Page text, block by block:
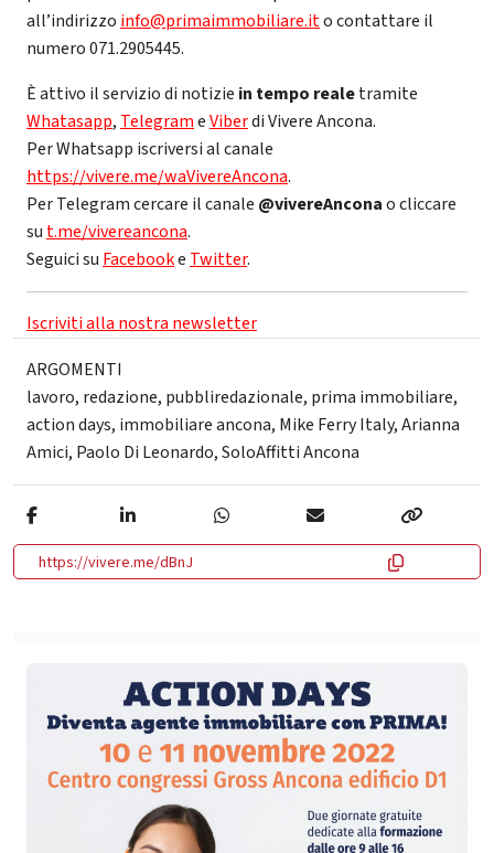
all’indirizzo info@primaimmobiliare.ito contattare il
numero 071.2905445.
È attivo il servizio di notizie in tempo realetramite
Whatasapp, TelegrameViberdi Vivere Ancona.
Per Whatsapp iscriversi al canale
https://vivere.me/waVivereAncona.
Per Telegram cercare il canale @vivereAnconao cliccare
su t.me/vivereancona.
Seguici su Facebooke Twitter.
Iscriviti alla nostra newsletter
ARGOMENTI
lavoro, redazione, pubbliredazionale, prima immobiliare,
action days, immobiliare ancona, Mike Ferry Italy,Arianna
Amici, Paolo Di Leonardo,SoloAffitti Ancona
https://vivere.me/dBnJ